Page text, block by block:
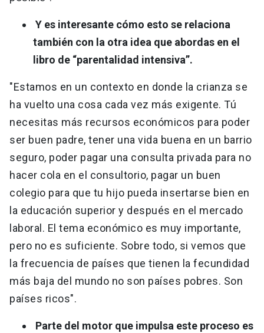
Y es interesante cómo esto se relaciona
también con la otra idea que abordas en el
libro de “parentalidad intensiva”.
"Estamos en un contexto en donde la crianza se
ha vuelto una cosa cada vez más exigente. Tú
necesitas más recursos económicos para poder
ser buen padre, tener una vida buena en un barrio
seguro, poder pagar una consulta privada para no
hacer cola en el consultorio, pagar un buen
colegio para que tu hijo pueda insertarse bien en
la educación superior y después en el mercado
laboral. El tema económico es muy importante,
pero no es suficiente. Sobre todo, si vemos que
la frecuencia de países que tienen la fecundidad
más baja del mundo no son países pobres. Son
países ricos".
Parte del motor que impulsa este proceso es